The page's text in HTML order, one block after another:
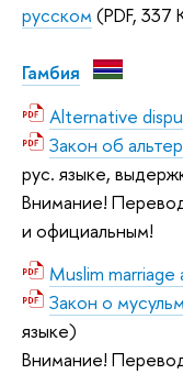
русском (PDF, 337
Гамбия
Alternative
Закон об
рус. языке,
Внимание!
и официальным!
Muslim
Закон о
языке)
Внимание!